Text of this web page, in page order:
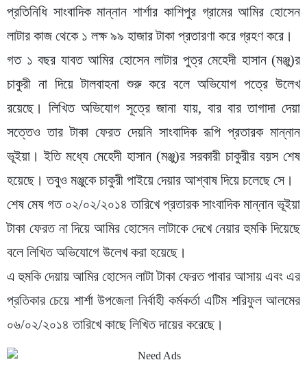
প্রতিনিধি সাংবাদিক মান্নান শার্শার কাশিপুর গ্রামের আমির হোসেন
লাটার কাজ থেকে ১ লক্ষ ৯৯ হাজার টাকা প্রতারণা করে গ্রহণ করে।
গত ১ বছর যাবত আমির হোসেন লাটার পুত্র মেহেদী হাসান (মঞ্জু)র
চাকুরী না দিয়ে টালবাহনা শুরু করে বলে অভিযোগ পত্রে উলে­খ
রয়েছে। লিখিত অভিযোগ সূত্রে জানা যায়, বার বার তাগাদা দেয়া
সত্তেও তার টাকা ফেরত দেয়নি সাংবাদিক রূপি প্রতারক মান্নান
ভূইয়া। ইতি মধ্যে মেহেদী হাসান (মঞ্জু)র সরকারী চাকুরীর বয়স শেষ
হয়েছে। তবুও মঞ্জুকে চাকুরী পাইয়ে দেয়ার আশ্বাষ দিয়ে চলেছে সে।
শেষ মেষ গত ০২/০২/২০১৪ তারিখে প্রতারক সাংবাদিক মান্নান ভূইয়া
টাকা ফেরত না দিয়ে আমির হোসেন লাটাকে দেখে নেয়ার হুমকি দিয়েছে
বলে লিখিত অভিযোগে উলে­খ করা হয়েছে।
এ হুমকি দেয়ায় আমির হোসেন লাটা টাকা ফেরত পাবার আসায় এবং এর
প্রতিকার চেয়ে শার্শা উপজেলা নির্বাহী কর্মকর্তা এটিম শরিফুল আলমের
০৬/০২/২০১৪ তারিখে কাছে লিখিত দায়ের করেছে।